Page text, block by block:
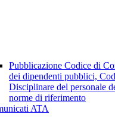
Pubblicazione Codice di
dei dipendenti pubblici,
Disciplinare del personale
norme di riferimento
ATA